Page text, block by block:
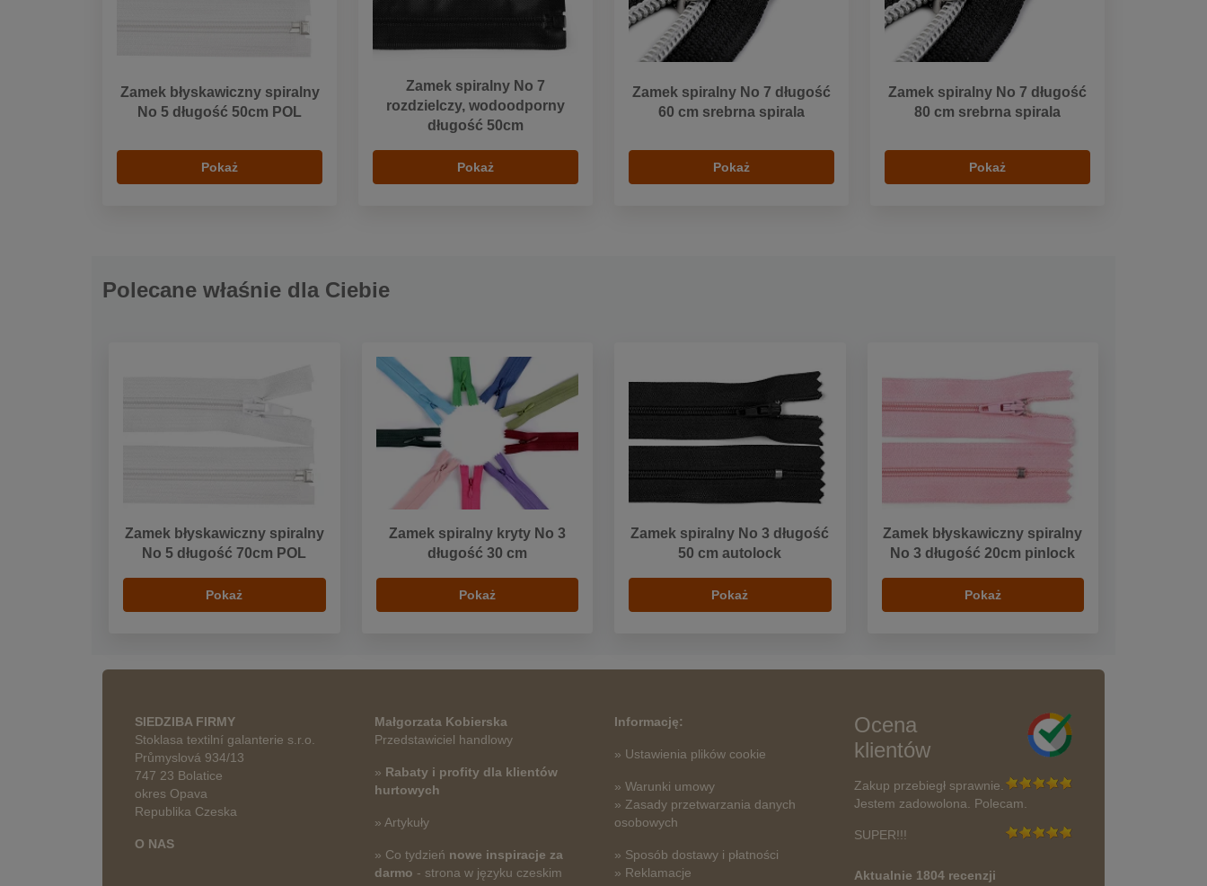
Zamek błyskawiczny spiralny
No 5 długość 50cm POL
Pokaż
Zamek spiralny No 7
rozdzielczy, wodoodporny
długość 50cm
Pokaż
Zamek spiralny No 7 długość
60 cm srebrna spirala
Pokaż
Zamek spiralny No 7 długość
80 cm srebrna spirala
Pokaż
Polecane właśnie dla Ciebie
Zamek błyskawiczny spiralny
No 5 długość 70cm POL
Pokaż
Zamek spiralny kryty No 3
długość 30 cm
Pokaż
Zamek spiralny No 3 długość
50 cm autolock
Pokaż
Zamek błyskawiczny spiralny
No 3 długość 20cm pinlock
Pokaż
SIEDZIBA FIRMY
Stoklasa textilní galanterie s.r.o.
Průmyslová 934/13
747 23 Bolatice
okres Opava
Republika Czeska
O NAS
Małgorzata Kobierska
Przedstawiciel handlowy
» Rabaty i profity dla klientów
hurtowych
» Artykuły
» Co tydzień nowe inspiracje za
darmo - strona w języku czeskim
Informację:
» Ustawienia plików cookie
» Warunki umowy
» Zasady przetwarzania danych
osobowych
» Sposób dostawy i płatności
» Reklamacje
Ocena
klientów
Zakup przebiegł sprawnie.
Jestem zadowolona. Polecam.
SUPER!!!
Aktualnie 1804 recenzji